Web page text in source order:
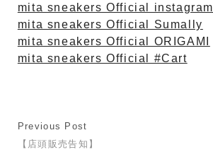
mita sneakers Official instagram
mita sneakers Official Sumally
mita sneakers Official ORIGAMI
mita sneakers Official #Cart
Previous Post
【店頭販売告知】